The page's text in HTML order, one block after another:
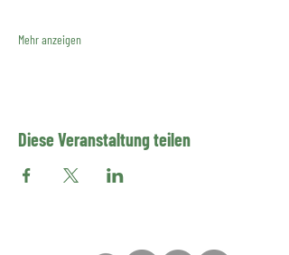
Mehr anzeigen
Diese Veranstaltung teilen